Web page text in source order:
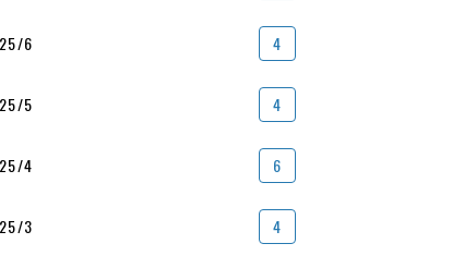
6 4
5 4
4 6
3 4